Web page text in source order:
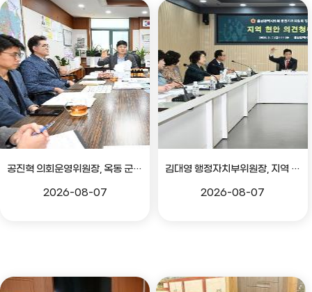
공진혁 의회운영위원장, 옥동 군부대 이전지 양동마을 주민지원사업 점검
2026-08-07
김대영 행정자치부위원장, 지역 현안 의견 청취 간담회
2026-08-07